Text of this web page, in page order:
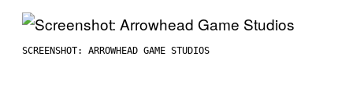
SCREENSHOT: ARROWHEAD GAME STUDIOS